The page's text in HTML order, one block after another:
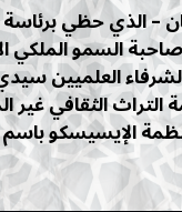
– الذي حظي
السمو الملكي
العلميين
الثقافي غير
الإيسيسكو باسم